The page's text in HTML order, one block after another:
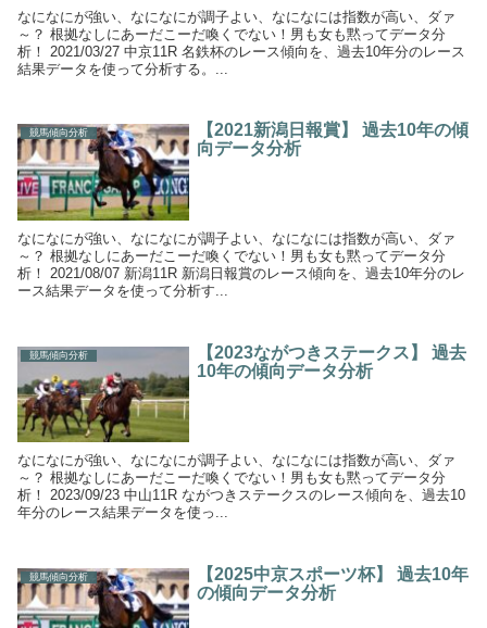
なになにが強い、なになにが調子よい、なになには指数が高い、ダァ
～？ 根拠なしにあーだこーだ喚くでない！男も女も黙ってデータ分
析！ 2021/03/27 中京11R 名鉄杯のレース傾向を、過去10年分のレース
結果データを使って分析する。...
競馬傾向分析
【2021新潟日報賞】 過去10年の傾
向データ分析
なになにが強い、なになにが調子よい、なになには指数が高い、ダァ
～？ 根拠なしにあーだこーだ喚くでない！男も女も黙ってデータ分
析！ 2021/08/07 新潟11R 新潟日報賞のレース傾向を、過去10年分のレ
ース結果データを使って分析す...
競馬傾向分析
【2023ながつきステークス】 過去
10年の傾向データ分析
なになにが強い、なになにが調子よい、なになには指数が高い、ダァ
～？ 根拠なしにあーだこーだ喚くでない！男も女も黙ってデータ分
析！ 2023/09/23 中山11R ながつきステークスのレース傾向を、過去10
年分のレース結果データを使っ...
競馬傾向分析
【2025中京スポーツ杯】 過去10年
の傾向データ分析